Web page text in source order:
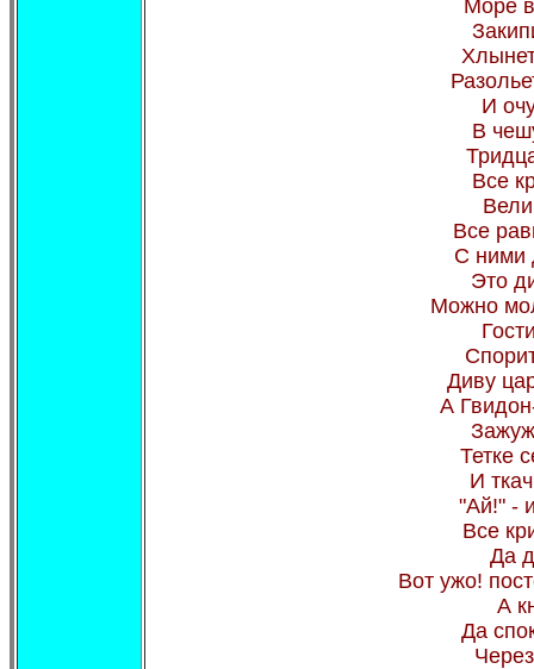
Море
И
В
Все
Все
С ними
Это
Можно
Диву
А
Тетке
И
"Ай!" -
Все
Да
Вот ужо!
А
Да